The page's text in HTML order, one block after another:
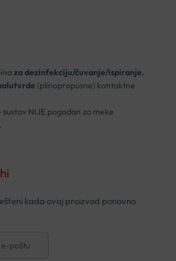
za dezinfekciju/čuvanje/ispiranje.
(plinopropusne) kontaktne
NIJE pogodan za meke